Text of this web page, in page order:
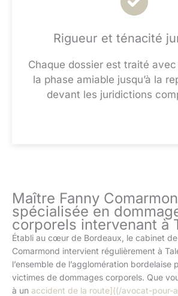
Rigueur et ténacité
Chaque dossier est traité
la phase amiable jusqu’à la
devant les juridictions
Maître Fanny
spécialisée en
corporels intervenant à
Établi au cœur de Bordeaux, le cabinet
Comarmond intervient régulièrement à
l’ensemble de l’agglomération bordelaise
victimes de dommages corporels. Que
à un accident de la route]((/avocat-pour-